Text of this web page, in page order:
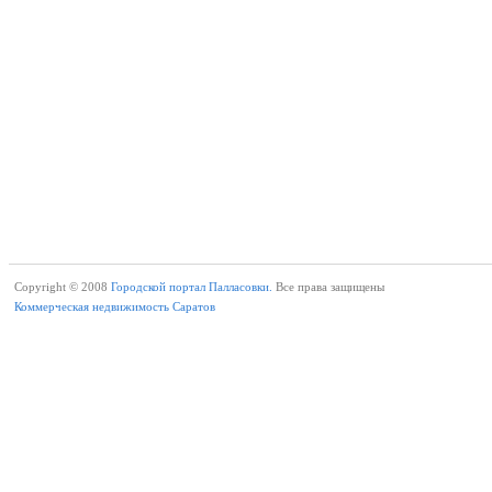
Copyright © 2008 Городской портал Палласовки. Все права защищены
Коммерческая недвижимость Саратов